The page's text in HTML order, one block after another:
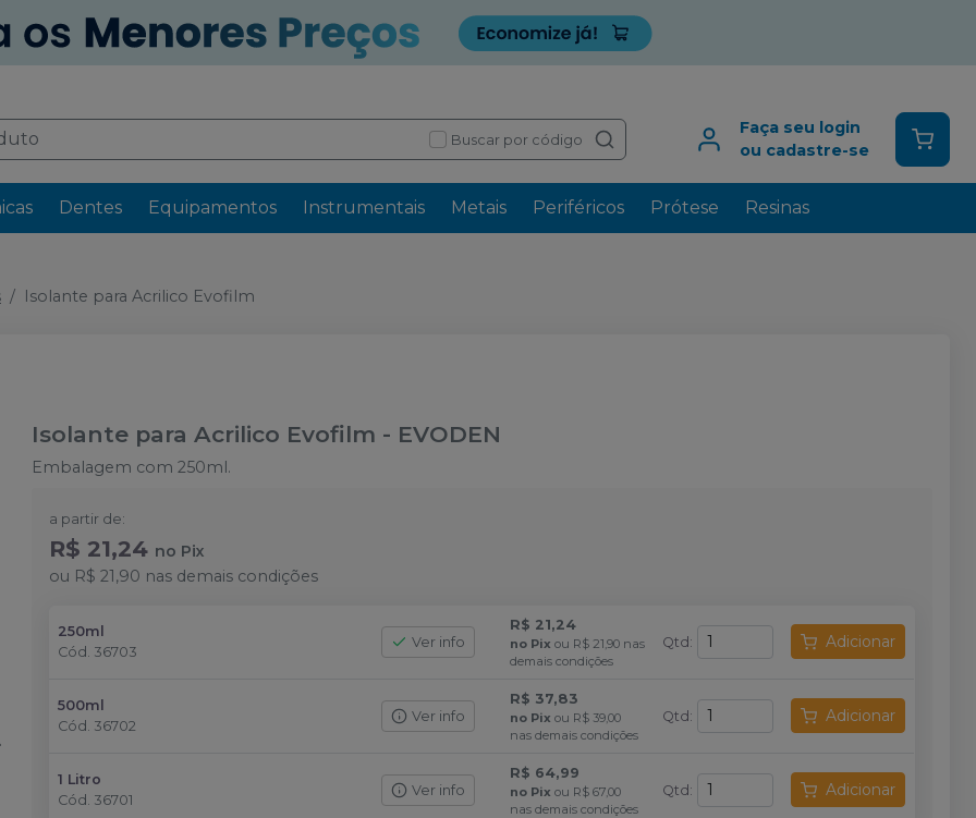
Buscar por código
Faça seu login
ou cadastre-se
Dentes Equipamentos Instrumentais Metais Periféricos Prótese Resinas
Isolante para Acrilico Evofilm
Isolante para Acrilico Evofilm - EVODEN
Embalagem com 250ml.
a partir de:
R$ 21,24 no Pix
ou R$ 21,90 nas demais condições
250ml
Cód. 36703
Ver info
R$ 21,24
no Pix ou R$ 21,90 nas
demais condições
Qtd : Adicionar
500ml
Cód. 36702
Ver info
R$ 37,83
no Pix ou R$ 39,00
nas demais condições
Qtd : Adicionar
1 Litro
Cód. 36701
Ver info
R$ 64,99
no Pix ou R$ 67,00
nas demais condições
Qtd : Adicionar